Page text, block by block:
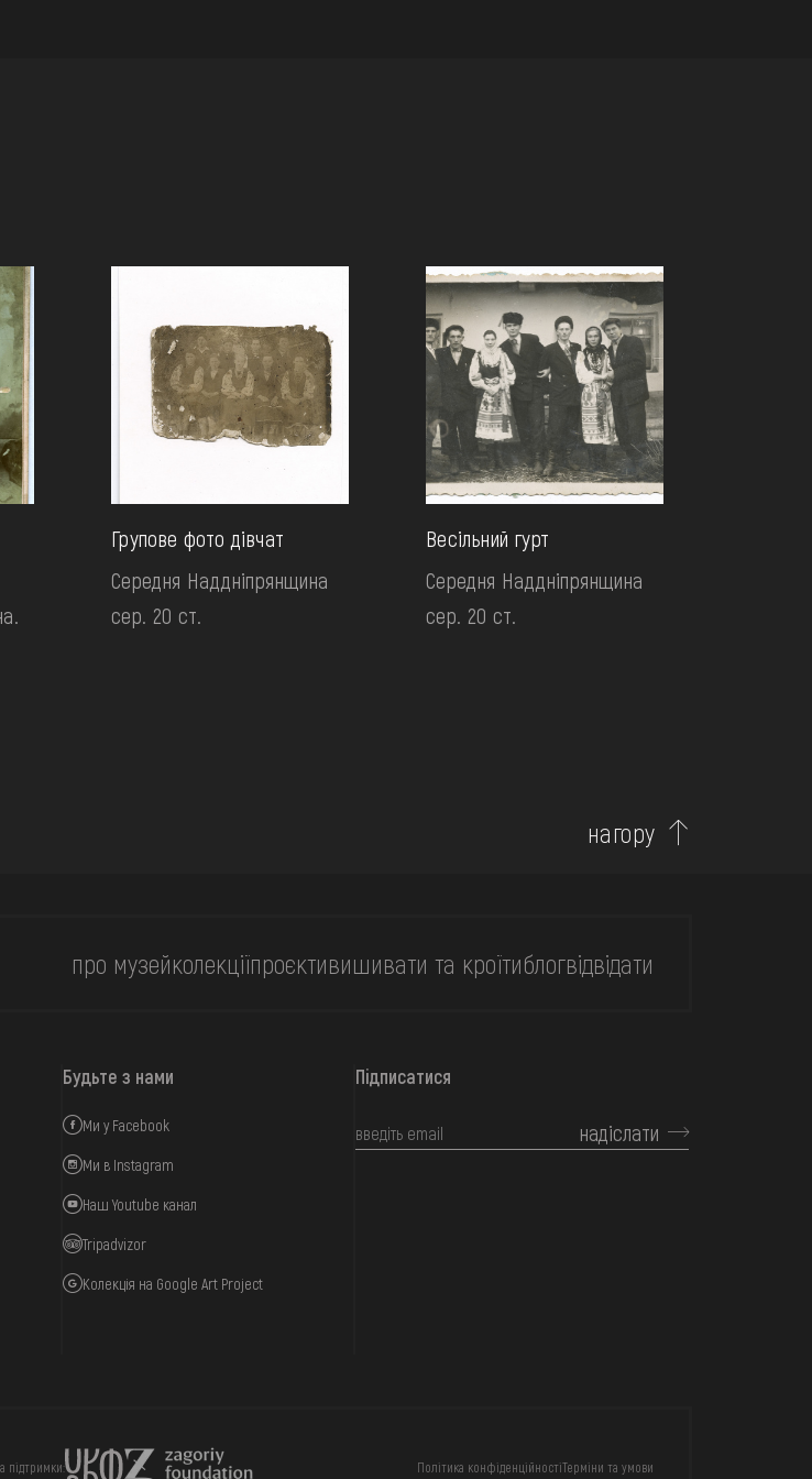
КОНТАКТИ
Групове фото дівчат
Середня Наддніпрянщина
сер. 20 ст.
Весільний гурт
Середня Наддніпрянщина
сер. 20 ст.
нагору
про музейколекціїпроєктивишивати та кроїтиблогвідвідати
Будьте з нами
Ми у Facebook
Ми в Instagram
Наш Youtube канал
Tripadvizor
Колекція на Google Art Project
Підписатися
надіслати
підтримки: Політика конфіденційностіТерміни та умови